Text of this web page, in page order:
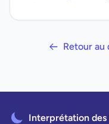
Retour au
Interprétation des